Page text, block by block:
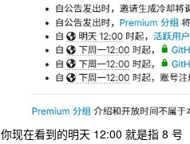
你现在看到的明天 12:00 就是指 8 号